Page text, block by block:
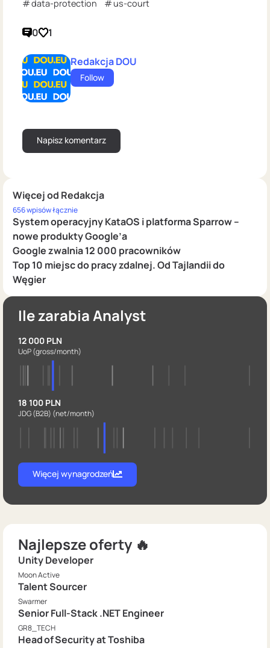
Więcej od Redakcja
656 wpisów łącznie
System operacyjny KataOS i platforma Sparrow –
nowe produkty Google’a
Google zwalnia 12 000 pracowników
Top 10 miejsc do pracy zdalnej. Od Tajlandii do
Węgier
data-protection us-court
0 1
Redakcja DOU
Follow
Ile zarabia Analyst
12 000 PLN
UoP(gross/month)
18 100 PLN
JDG (B2B) (net/month)
Więcej wynagrodzeń
Najlepsze oferty 🔥
Unity Developer
Moon Active
Talent Sourcer
Swarmer
Senior Full-Stack .NET Engineer
GR8_TECH
Head of Security at Toshiba